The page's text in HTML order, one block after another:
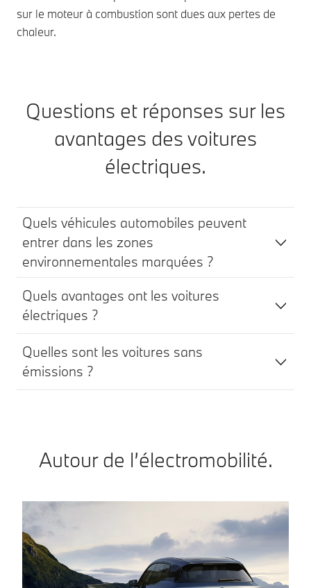
sur le moteur à combustion sont dues aux pertes de
chaleur.
Questions et réponses sur les
avantages des voitures
électriques.
Quels véhicules automobiles peuvent
entrer dans les zones
environnementales marquées ?
Quels avantages ont les voitures
électriques ?
Quelles sont les voitures sans
émissions ?
Autour de l’électromobilité.